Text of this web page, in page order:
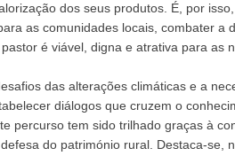
dos seus produtos. É, por
as comunidades locais, combater a
é viável, digna e atrativa para as
das alterações climáticas e a
diálogos que cruzem o
percurso tem sido trilhado graças à
do património rural. Destaca-se,